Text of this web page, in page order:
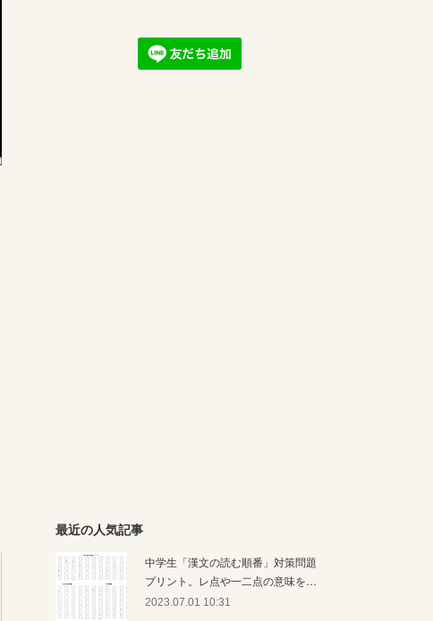
最近の人気記事
中学生「漢文の読む順番」対策問題
プリント。レ点や一二点の意味を…
2023.07.01 10:31